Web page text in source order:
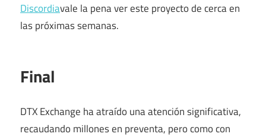
Discordiavale la pena ver este proyecto de cerca en
las próximas semanas.
Final
DTX Exchange ha atraído una atención significativa,
recaudando millones en preventa, pero como con